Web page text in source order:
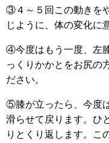
③４～５回この動きを
じように、体の変化に
④今度はもう一度、左
っくりかかとをお尻の
ださい。
⑤膝が立ったら、今度
滑らせて戻ります。ひ
りとくり返します。こ